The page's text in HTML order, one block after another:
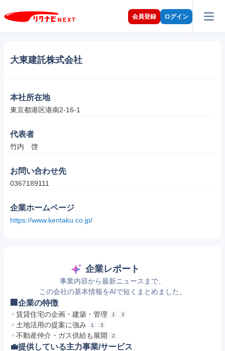
会員登録 ログイン
大東建託株式会社
本社所在地
東京都港区港南2-16-1
代表者
竹内　啓
お問い合わせ先
0367189111
企業ホームページ
https://www.kentaku.co.jp/
企業レポート
事業内容から最新ニュースまで、
この会社の基本情報をAIで短くまとめました。
🏢企業の特徴
賃貸住宅の企画・建築・管理 1 2
土地活用の提案に強み 1 3
不動産仲介・ガス供給も展開 2
💼提供している主力事業/サービス